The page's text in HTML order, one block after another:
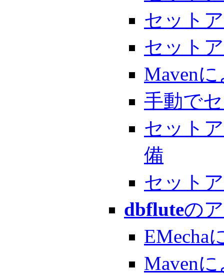
セット
セット
Maven
手動で
セット
備
セット
dbfluteの
EMecha
Maven